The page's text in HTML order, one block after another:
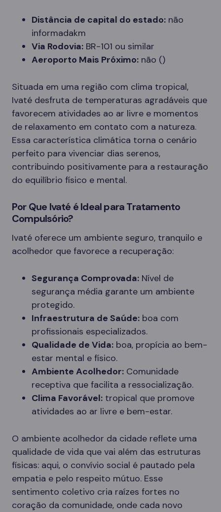
Distância de capital do estado: não
informadakm
Via Rodovia: BR-101 ou similar
Aeroporto Mais Próximo: não ()
Situada em uma região com clima tropical,
Ivaté desfruta de temperaturas agradáveis que
favorecem atividades ao ar livre e momentos
de relaxamento em contato com a natureza.
Essa característica climática torna o cenário
perfeito para vivenciar dias serenos,
contribuindo positivamente para a restauração
do equilíbrio físico e mental.
Por Que Ivaté é Ideal para Tratamento
Compulsório?
Ivaté oferece um ambiente seguro, tranquilo e
acolhedor que favorece a recuperação:
Segurança Comprovada: Nível de
segurança média garante um ambiente
protegido.
Infraestrutura de Saúde: boa com
profissionais especializados.
Qualidade de Vida: boa, propícia ao bem-
estar mental e físico.
Ambiente Acolhedor: Comunidade
receptiva que facilita a ressocialização.
Clima Favorável: tropical que promove
atividades ao ar livre e bem-estar.
O ambiente acolhedor da cidade reflete uma
qualidade de vida que vai além das estruturas
físicas: aqui, o convívio social é pautado pela
empatia e pelo respeito mútuo. Esse
sentimento coletivo cria raízes fortes no
coração da comunidade, onde cada novo